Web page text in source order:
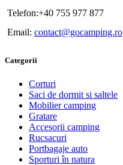
Telefon:+40 755 977 877
Email: contact@gocamping.ro
Categorii
Corturi
Saci de dormit si saltele
Mobilier camping
Gratare
Accesorii camping
Rucsacuri
Portbagaje auto
Sporturi în natura